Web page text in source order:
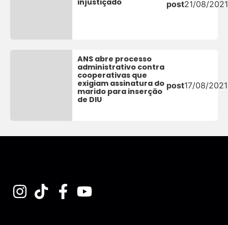
injustiçado
post21/08/2021
ANS abre processo
administrativo contra
cooperativas que
exigiam assinatura do
marido para inserção
de DIU
post17/08/2021